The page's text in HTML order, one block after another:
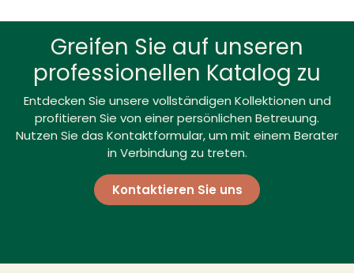
Greifen Sie auf unseren
professionellen Katalog zu
Entdecken Sie unsere vollständigen Kollektionen und
profitieren Sie von einer persönlichen Betreuung.
Nutzen Sie das Kontaktformular, um mit einem Berater
in Verbindung zu treten.
Kontaktieren Sie uns